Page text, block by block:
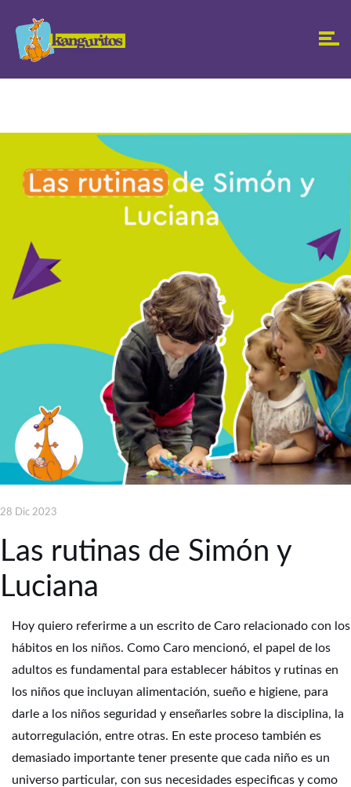
28 Dic 2023
Las rutinas de Simón y
Luciana
Hoy quiero referirme a un escrito de Caro relacionado con los
hábitos en los niños. Como Caro mencionó, el papel de los
adultos es fundamental para establecer hábitos y rutinas en
los niños que incluyan alimentación, sueño e higiene, para
darle a los niños seguridad y enseñarles sobre la disciplina, la
autorregulación, entre otras. En este proceso también es
demasiado importante tener presente que cada niño es un
universo particular, con sus necesidades especificas y como